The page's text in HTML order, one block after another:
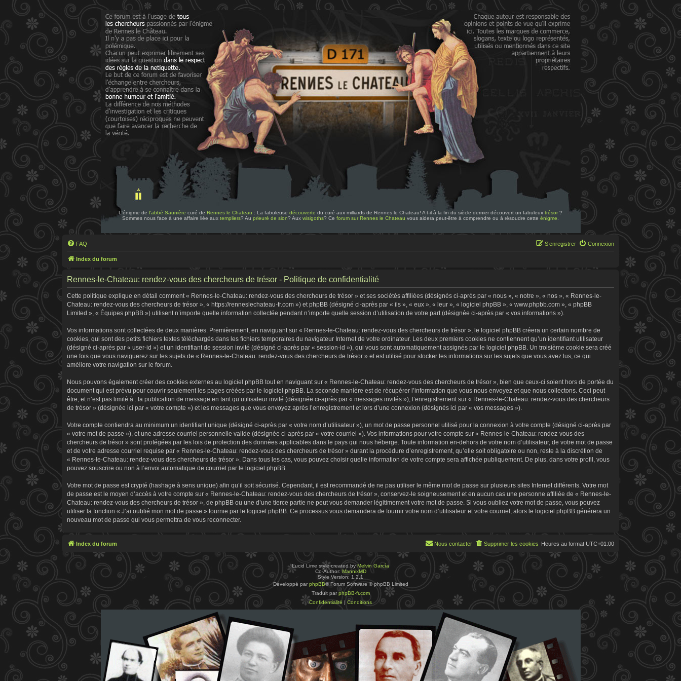
L'énigme de l'abbé Saunière curé de Rennes le Chateau : La fabuleuse découverte du curé aux milliards de Rennes le Chateau! A t-il à la fin du siècle dernier découvert un fabuleux trésor ?
Sommes nous face à une affaire liée aux templiers? Au prieuré de sion? Aux wisigoths? Ce forum sur Rennes le Chateau vous aidera peut-être à comprendre ou à résoudre cette énigme
FAQ Connexion
S’enregistrer
Index du forum
Rennes-le-Chateau: rendez-vous des chercheurs de trésor - Politique de confidentialité
Cette politique explique en détail comment « Rennes-le-Chateau: rendez-vous des chercheurs de trésor » et ses sociétés affiliées (désignés ci-après par « nous », « notre », « nos », « Rennes-le-
Chateau: rendez-vous des chercheurs de trésor », « https://renneslechateau-fr.com ») et phpBB (désigné ci-après par « ils », « eux », « leur », « logiciel phpBB », « www.phpbb.com », « phpBB
Limited », « Équipes phpBB ») utilisent n’importe quelle information collectée pendant n’importe quelle session d’utilisation de votre part (désignée ci-après par « vos informations »).
Vos informations sont collectées de deux manières. Premièrement, en naviguant sur « Rennes-le-Chateau: rendez-vous des chercheurs de trésor », le logiciel phpBB créera un certain nombre de
cookies, qui sont des petits fichiers textes téléchargés dans les fichiers temporaires du navigateur Internet de votre ordinateur. Les deux premiers cookies ne contiennent qu’un identifiant utilisateur
(désigné ci-après par « user-id ») et un identifiant de session invité (désigné ci-après par « session-id »), qui vous sont automatiquement assignés par le logiciel phpBB. Un troisième cookie sera créé
une fois que vous naviguerez sur les sujets de « Rennes-le-Chateau: rendez-vous des chercheurs de trésor » et est utilisé pour stocker les informations sur les sujets que vous avez lus, ce qui
améliore votre navigation sur le forum.
Nous pouvons également créer des cookies externes au logiciel phpBB tout en naviguant sur « Rennes-le-Chateau: rendez-vous des chercheurs de trésor », bien que ceux-ci soient hors de portée du
document qui est prévu pour couvrir seulement les pages créées par le logiciel phpBB. La seconde manière est de récupérer l’information que vous nous envoyez et que nous collectons. Ceci peut
être, et n’est pas limité à : la publication de message en tant qu’utilisateur invité (désignée ci-après par « messages invités »), l’enregistrement sur « Rennes-le-Chateau: rendez-vous des chercheurs
de trésor » (désignée ici par « votre compte ») et les messages que vous envoyez après l’enregistrement et lors d’une connexion (désignés ici par « vos messages »).
Votre compte contiendra au minimum un identifiant unique (désigné ci-après par « votre nom d’utilisateur »), un mot de passe personnel utilisé pour la connexion à votre compte (désigné ci-après par
« votre mot de passe »), et une adresse courriel personnelle valide (désignée ci-après par « votre courriel »). Vos informations pour votre compte sur « Rennes-le-Chateau: rendez-vous des
chercheurs de trésor » sont protégées par les lois de protection des données applicables dans le pays qui nous héberge. Toute information en-dehors de votre nom d’utilisateur, de votre mot de passe
et de votre adresse courriel requise par « Rennes-le-Chateau: rendez-vous des chercheurs de trésor » durant la procédure d’enregistrement, qu’elle soit obligatoire ou non, reste à la discrétion de
« Rennes-le-Chateau: rendez-vous des chercheurs de trésor ». Dans tous les cas, vous pouvez choisir quelle information de votre compte sera affichée publiquement. De plus, dans votre profil, vous
pouvez souscrire ou non à l’envoi automatique de courriel par le logiciel phpBB.
Votre mot de passe est crypté (hashage à sens unique) afin qu’il soit sécurisé. Cependant, il est recommandé de ne pas utiliser le même mot de passe sur plusieurs sites Internet différents. Votre mot
de passe est le moyen d’accès à votre compte sur « Rennes-le-Chateau: rendez-vous des chercheurs de trésor », conservez-le soigneusement et en aucun cas une personne affiliée de « Rennes-le-
Chateau: rendez-vous des chercheurs de trésor », de phpBB ou une d’une tierce partie ne peut vous demander légitimement votre mot de passe. Si vous oubliez votre mot de passe, vous pouvez
utiliser la fonction « J’ai oublié mon mot de passe » fournie par le logiciel phpBB. Ce processus vous demandera de fournir votre nom d’utilisateur et votre courriel, alors le logiciel phpBB générera un
nouveau mot de passe qui vous permettra de vous reconnecter.
Index du forum Heures au format UTC+01:00
Supprimer les cookies
Nous contacter
Lucid Lime style created byMelvin García
Co-Author: MannixMD
Style Version: 1.2.1
Développé par phpBB® Forum Software © phpBB Limited
Traduit par phpBB-fr.com
Confidentialité | Conditions